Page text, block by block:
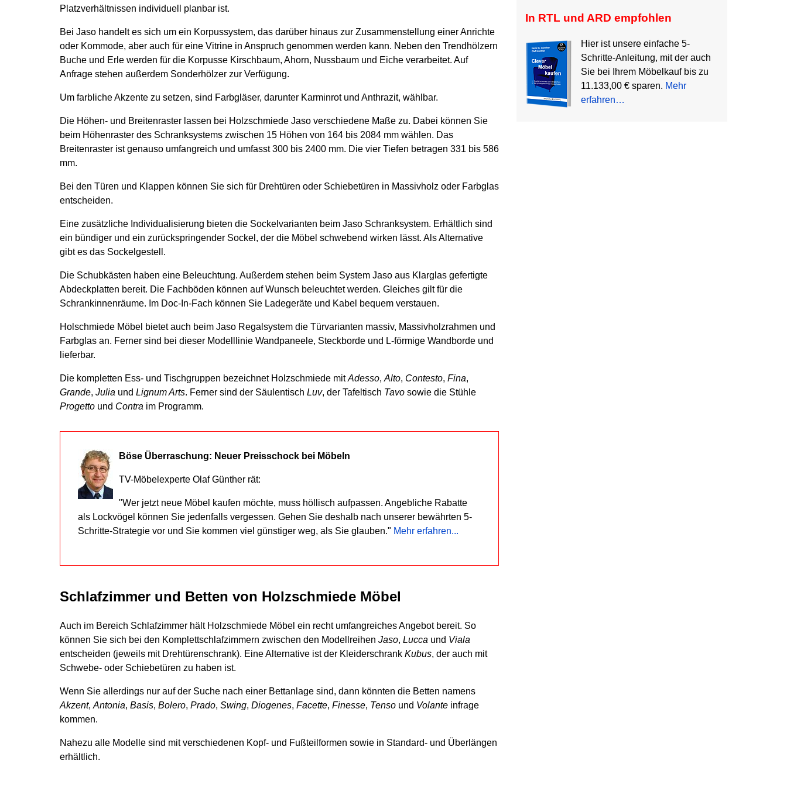
Platzverhältnissen individuell planbar ist.
Bei Jaso handelt es sich um ein Korpussystem, das darüber hinaus zur Zusammenstellung einer Anrichte
oder Kommode, aber auch für eine Vitrine in Anspruch genommen werden kann. Neben den Trendhölzern
Buche und Erle werden für die Korpusse Kirschbaum, Ahorn, Nussbaum und Eiche verarbeitet. Auf
Anfrage stehen außerdem Sonderhölzer zur Verfügung.
Um farbliche Akzente zu setzen, sind Farbgläser, darunter Karminrot und Anthrazit, wählbar.
Die Höhen- und Breitenraster lassen bei Holzschmiede Jaso verschiedene Maße zu. Dabei können Sie
beim Höhenraster des Schranksystems zwischen 15 Höhen von 164 bis 2084 mm wählen. Das
Breitenraster ist genauso umfangreich und umfasst 300 bis 2400 mm. Die vier Tiefen betragen 331 bis 586
mm.
Bei den Türen und Klappen können Sie sich für Drehtüren oder Schiebetüren in Massivholz oder Farbglas
entscheiden.
Eine zusätzliche Individualisierung bieten die Sockelvarianten beim Jaso Schranksystem. Erhältlich sind
ein bündiger und ein zurückspringender Sockel, der die Möbel schwebend wirken lässt. Als Alternative
gibt es das Sockelgestell.
Die Schubkästen haben eine Beleuchtung. Außerdem stehen beim System Jaso aus Klarglas gefertigte
Abdeckplatten bereit. Die Fachböden können auf Wunsch beleuchtet werden. Gleiches gilt für die
Schrankinnenräume. Im Doc-In-Fach können Sie Ladegeräte und Kabel bequem verstauen.
Holschmiede Möbel bietet auch beim Jaso Regalsystem die Türvarianten massiv, Massivholzrahmen und
Farbglas an. Ferner sind bei dieser Modelllinie Wandpaneele, Steckborde und L-förmige Wandborde und
lieferbar.
Die kompletten Ess- und Tischgruppen bezeichnet Holzschmiede mitAdesso, Alto, Contesto, Fina,
Grande, Julia und Lignum Arts. Ferner sind der Säulentisch Luv, der Tafeltisch Tavo sowie die Stühle
Progetto und Contra im Programm.
Böse Überraschung: Neuer Preisschock bei Möbeln
TV-Möbelexperte Olaf Günther rät:
"Wer jetzt neue Möbel kaufen möchte, muss höllisch aufpassen. Angebliche Rabatte
als Lockvögel können Sie jedenfalls vergessen. Gehen Sie deshalb nach unserer bewährten 5-
Schritte-Strategie vor und Sie kommen viel günstiger weg, als Sie glauben." Mehr erfahren...
Schlafzimmer und Betten von Holzschmiede Möbel
Auch im Bereich Schlafzimmer hält Holzschmiede Möbel ein recht umfangreiches Angebot bereit. So
können Sie sich bei den Komplettschlafzimmern zwischen den Modellreihen Jaso, Lucca und Viala
entscheiden (jeweils mit Drehtürenschrank). Eine Alternative ist der Kleiderschrank Kubus, der auch mit
Schwebe- oder Schiebetüren zu haben ist.
Wenn Sie allerdings nur auf der Suche nach einer Bettanlage sind, dann könnten die Betten namens
Akzent, Antonia, Basis, Bolero, Prado, Swing, Diogenes, Facette, Finesse, Tenso und Volante infrage
kommen.
Nahezu alle Modelle sind mit verschiedenen Kopf- und Fußteilformen sowie in Standard- und Überlängen
erhältlich.
In RTL und ARD empfohlen
Hier ist unsere einfache 5-
Schritte-Anleitung, mit der auch
Sie bei Ihrem Möbelkauf bis zu
11.133,00 € sparen. Mehr
erfahren…